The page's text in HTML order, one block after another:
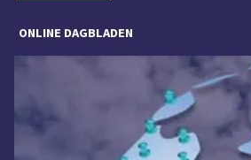
ONLINE DAGBLADEN